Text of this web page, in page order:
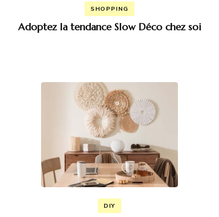
SHOPPING
Adoptez la tendance Slow Déco chez soi
DIY